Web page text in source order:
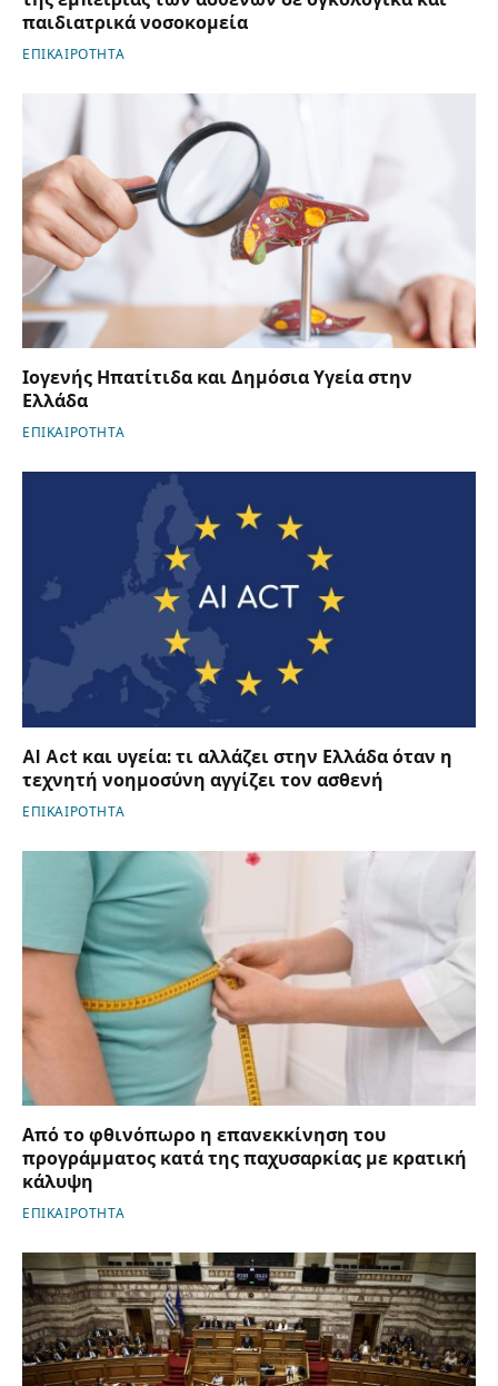
παιδιατρικά νοσοκομεία
ΕΠΙΚΑΙΡΟΤΗΤΑ
Ιογενής Ηπατίτιδα και Δημόσια Υγεία στην
Ελλάδα
ΕΠΙΚΑΙΡΟΤΗΤΑ
AI Act και υγεία: τι αλλάζει στην Ελλάδα όταν η
τεχνητή νοημοσύνη αγγίζει τον ασθενή
ΕΠΙΚΑΙΡΟΤΗΤΑ
Από το φθινόπωρο η επανεκκίνηση του
προγράμματος κατά της παχυσαρκίας με κρατική
κάλυψη
ΕΠΙΚΑΙΡΟΤΗΤΑ